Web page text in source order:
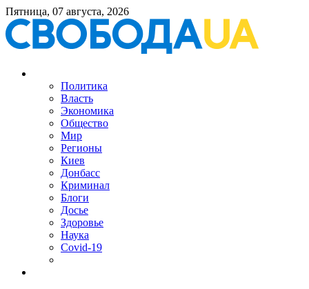
Пятница, 07 августа, 2026
Политика
Власть
Экономика
Общество
Мир
Регионы
Киев
Донбасс
Криминал
Блоги
Досье
Здоровье
Наука
Covid-19